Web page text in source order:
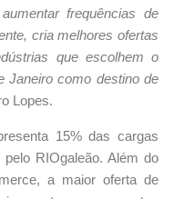
frequências de
cria melhores ofertas
que escolhem o
Janeiro como destino de
Lopes.
15% das cargas
RIOgaleão. Além do
a maior oferta de